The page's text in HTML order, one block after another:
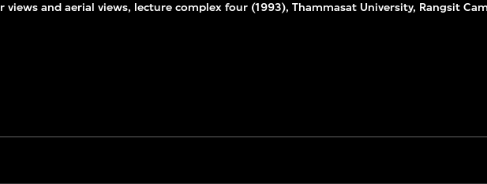
views and aerial views, lecture complex four (1993), Thammasat University, Rangsit